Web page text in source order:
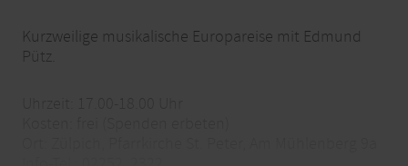
Kurzweilige musikalische Europareise mit Edmund
Pütz.